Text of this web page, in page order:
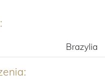
Brazylia